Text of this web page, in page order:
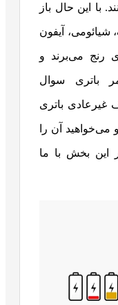
با این حال باز
آیفون
رنج می‌برند و
باتری سوال
باتری
می‌خواهید آن را
این بخش با ما